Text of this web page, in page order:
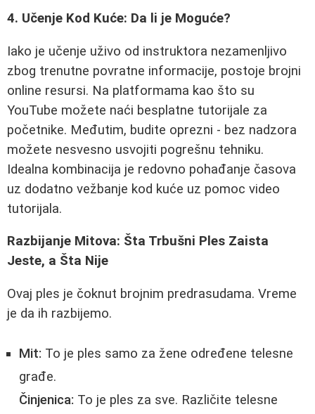
4. Učenje Kod Kuće: Da li je Moguće?
Iako je učenje uživo od instruktora nezamenljivo
zbog trenutne povratne informacije, postoje brojni
online resursi. Na platformama kao što su
YouTube možete naći besplatne tutorijale za
početnike. Međutim, budite oprezni - bez nadzora
možete nesvesno usvojiti pogrešnu tehniku.
Idealna kombinacija je redovno pohađanje časova
uz dodatno vežbanje kod kuće uz pomoc video
tutorijala.
Razbijanje Mitova: Šta Trbušni Ples Zaista
Jeste, a Šta Nije
Ovaj ples je čoknut brojnim predrasudama. Vreme
je da ih razbijemo.
Mit: To je ples samo za žene određene telesne
građe.
Činjenica: To je ples za sve. Različite telesne